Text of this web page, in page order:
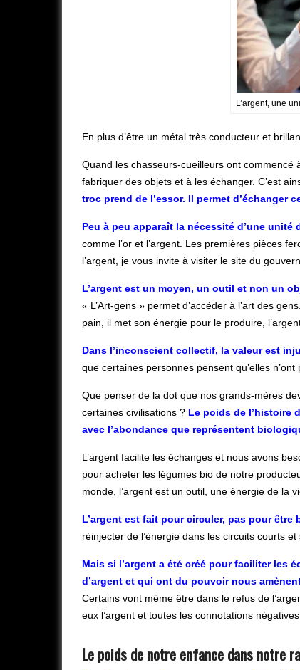
L’argent, une
En plus d’être un métal très conducteur et
Quand les chasseurs-cueilleurs ont
fabriquer des objets et à les échanger. C’est
troc prend de l’essor. Il permet d’échanger
Peu à peu apparaît la nécessité d’une unité
comme l’or et l’argent. Les premières pièces
l’argent, je vous invite à visiter le site du
L’argent est un moyen, un outil et non un
« L’Art-gens » permet d’accéder à l’art des
pain, il met son énergie pour le produire,
Dans l’inconscient collectif, la valeur est
que certaines personnes pensent qu’elles
Que penser de la dot que nos grands-mères
certaines civilisations ? Le poids de l’histoire
avec l’abondance que représentent
L’argent facilite les échanges et nous avons
pour acheter les légumes bio de notre
monde, l’argent est un outil, une énergie de la
L’argent est fait pour circuler, pas pour être
réinjecter de l’énergie dans les circuits courts
Mais si l’argent a été créé pour faciliter les
d’argent et qui ont du pouvoir nous
Certains vont même être dans le refus de
eux l’argent et toutes les connotations
Le poids de notre enfance dans notre